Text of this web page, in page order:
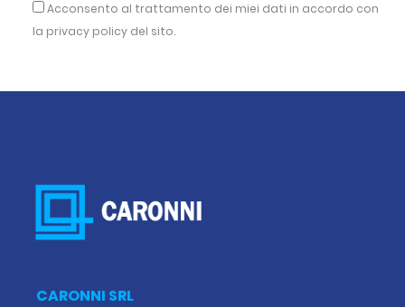
Acconsento al trattamento dei miei dati in accordo con
la privacy policy del sito.
CARONNI SRL